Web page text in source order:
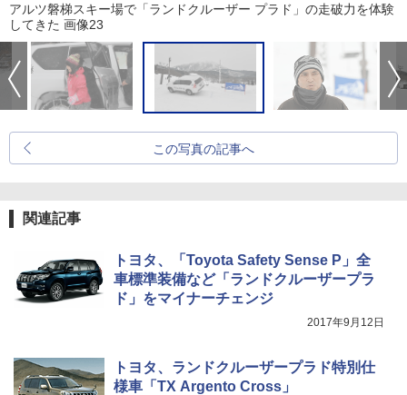
アルツ磐梯スキー場で「ランドクルーザー プラド」の走破力を体験
してきた 画像23
この写真の記事へ
関連記事
トヨタ、「Toyota Safety Sense P」全
車標準装備など「ランドクルーザープラ
ド」をマイナーチェンジ
2017年9月12日
トヨタ、ランドクルーザープラド特別仕
様車「TX Argento Cross」